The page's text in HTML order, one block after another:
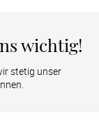
wichtig!
stetig unser